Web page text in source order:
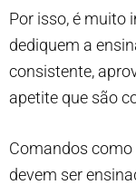
Por isso, é muito
dediquem a
consistente,
apetite que são
Comandos como
devem ser